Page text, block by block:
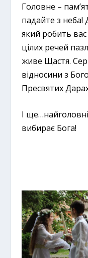
Головне –
падайте з неба!
який робить
цілих речей
живе Щастя.
відносини з
Пресвятих
І
вибирає Бога!